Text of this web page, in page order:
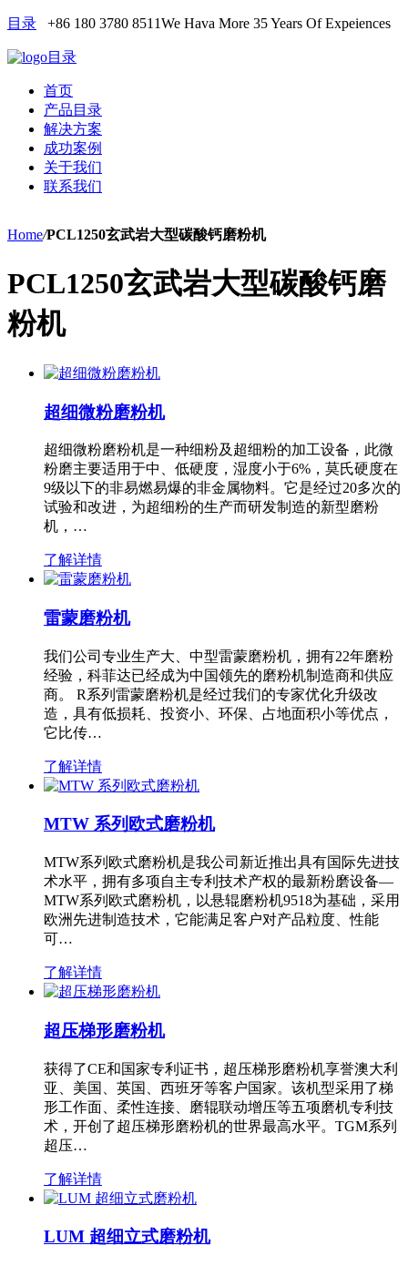
目录 +86 180 3780 8511We Hava More 35 Years Of Expeiences
目录
首页
产品目录
解决方案
成功案例
关于我们
联系我们
Home/PCL1250玄武岩大型碳酸钙磨粉机
PCL1250玄武岩大型碳酸钙磨
粉机
超细微粉磨粉机
超细微粉磨粉机是一种细粉及超细粉的加工设备，此微
粉磨主要适用于中、低硬度，湿度小于6%，莫氏硬度在
9级以下的非易燃易爆的非金属物料。它是经过20多次的
试验和改进，为超细粉的生产而研发制造的新型磨粉
机，…
了解详情
雷蒙磨粉机
我们公司专业生产大、中型雷蒙磨粉机，拥有22年磨粉
经验，科菲达已经成为中国领先的磨粉机制造商和供应
商。 R系列雷蒙磨粉机是经过我们的专家优化升级改
造，具有低损耗、投资小、环保、占地面积小等优点，
它比传…
了解详情
MTW 系列欧式磨粉机
MTW系列欧式磨粉机是我公司新近推出具有国际先进技
术水平，拥有多项自主专利技术产权的最新粉磨设备—
MTW系列欧式磨粉机，以悬辊磨粉机9518为基础，采用
欧洲先进制造技术，它能满足客户对产品粒度、性能
可…
了解详情
超压梯形磨粉机
获得了CE和国家专利证书，超压梯形磨粉机享誉澳大利
亚、美国、英国、西班牙等客户国家。该机型采用了梯
形工作面、柔性连接、磨辊联动增压等五项磨机专利技
术，开创了超压梯形磨粉机的世界最高水平。TGM系列
超压…
了解详情
LUM 超细立式磨粉机